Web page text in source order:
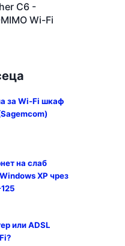
C6 -
Wi-Fi
за Wi-Fi шкаф
на слаб
XP чрез
или ADSL